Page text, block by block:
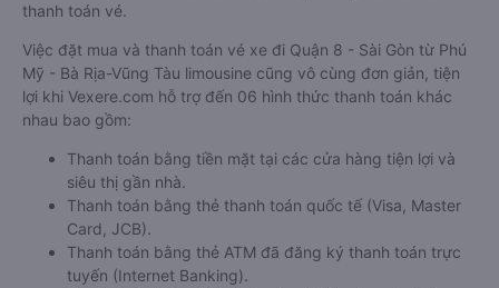
thanh toán vé.
Việc đặt mua và thanh toán vé xe đi Quận 8 - Sài Gòn từ Phú
Mỹ - Bà Rịa-Vũng Tàu limousine cũng vô cùng đơn giản, tiện
lợi khi Vexere.com hỗ trợ đến 06 hình thức thanh toán khác
nhau bao gồm:
Thanh toán bằng tiền mặt tại các cửa hàng tiện lợi và
siêu thị gần nhà.
Thanh toán bằng thẻ thanh toán quốc tế (Visa, Master
Card, JCB).
Thanh toán bằng thẻ ATM đã đăng ký thanh toán trực
tuyến (Internet Banking).